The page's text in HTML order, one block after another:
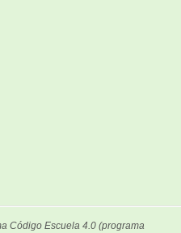
Código Escuela 4.0 (programa